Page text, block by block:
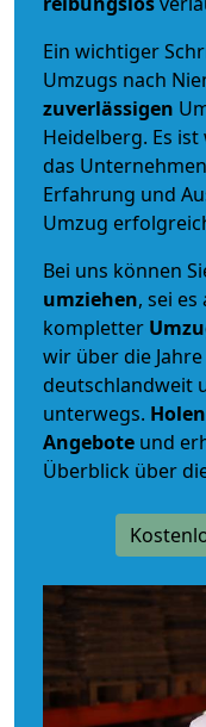
Ein wichtiger
Umzugs nach
zuverlässigen
Heidelberg. Es
das
Erfahrung und
Umzug
Bei uns können
umziehen, sei es
kompletter
wir über die
deutschlandweit
unterwegs.
Angebote und
Überblick über